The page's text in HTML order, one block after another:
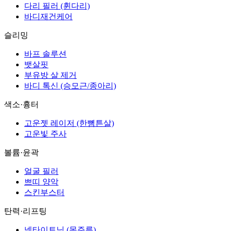
다리 필러 (휜다리)
바디재건케어
슬리밍
바프 솔루션
뱃살핏
부유방 살 제거
바디 톡신 (승모근/종아리)
색소·흉터
고운젯 레이저 (한뼘튼살)
고운빛 주사
볼륨·윤곽
얼굴 필러
쁘띠 양악
스킨부스터
탄력·리프팅